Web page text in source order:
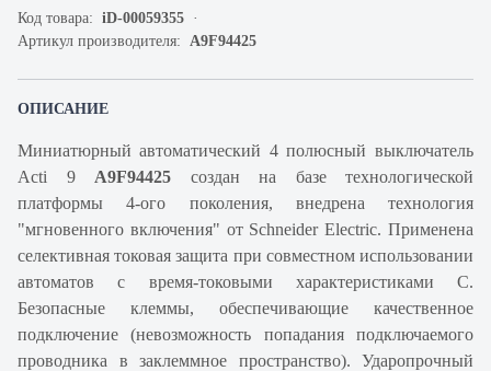
Код товара: iD-00059355
Артикул производителя: A9F94425
ОПИСАНИЕ
Миниатюрный автоматический 4 полюсный выключатель
Acti 9 A9F94425 создан на базе технологической
платформы 4-ого поколения, внедрена технология
"мгновенного включения" от Schneider Electric. Применена
селективная токовая защита при совместном использовании
автоматов с время-токовыми характеристиками C.
Безопасные клеммы, обеспечивающие качественное
подключение (невозможность попадания подключаемого
проводника в заклеммное пространство). Ударопрочный